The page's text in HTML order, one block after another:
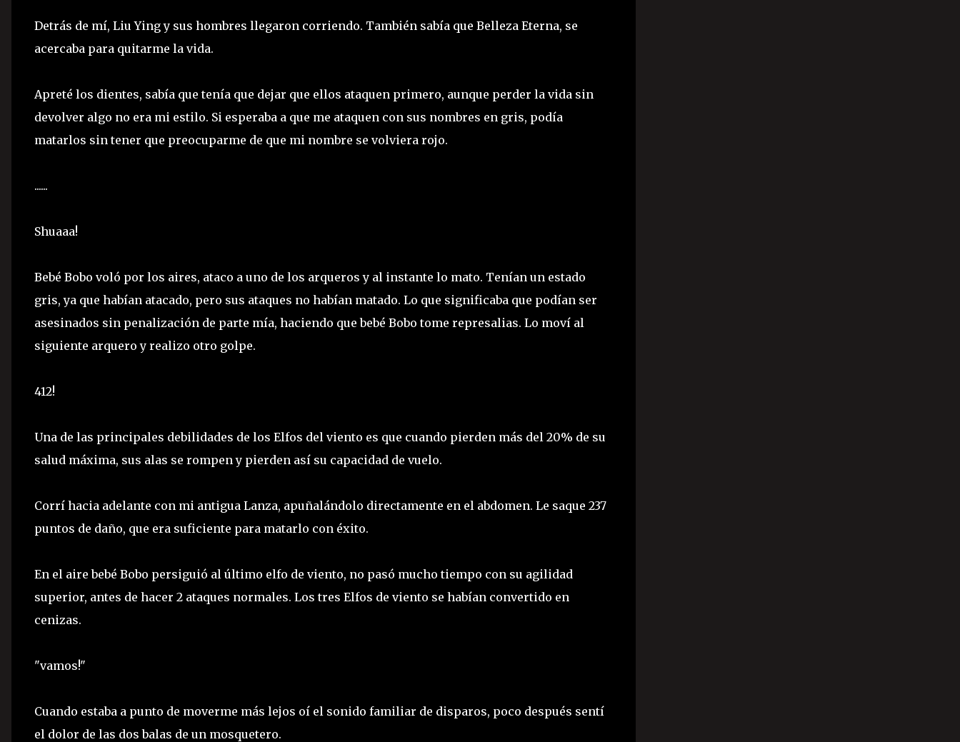
Detrás de mí, Liu Ying y sus hombres llegaron corriendo. También sabía que Belleza Eterna, se
acercaba para quitarme la vida.
Apreté los dientes, sabía que tenía que dejar que ellos ataquen primero, aunque perder la vida sin
devolver algo no era mi estilo. Si esperaba a que me ataquen con sus nombres en gris, podía
matarlos sin tener que preocuparme de que mi nombre se volviera rojo.
......
Shuaaa!
Bebé Bobo voló por los aires, ataco a uno de los arqueros y al instante lo mato. Tenían un estado
gris, ya que habían atacado, pero sus ataques no habían matado. Lo que significaba que podían ser
asesinados sin penalización de parte mía, haciendo que bebé Bobo tome represalias. Lo moví al
siguiente arquero y realizo otro golpe.
412!
Una de las principales debilidades de los Elfos del viento es que cuando pierden más del 20% de su
salud máxima, sus alas se rompen y pierden así su capacidad de vuelo.
Corrí hacia adelante con mi antigua Lanza, apuñalándolo directamente en el abdomen. Le saque 237
puntos de daño, que era suficiente para matarlo con éxito.
En el aire bebé Bobo persiguió al último elfo de viento, no pasó mucho tiempo con su agilidad
superior, antes de hacer 2 ataques normales. Los tres Elfos de viento se habían convertido en
cenizas.
"vamos!"
Cuando estaba a punto de moverme más lejos oí el sonido familiar de disparos, poco después sentí
el dolor de las dos balas de un mosquetero.